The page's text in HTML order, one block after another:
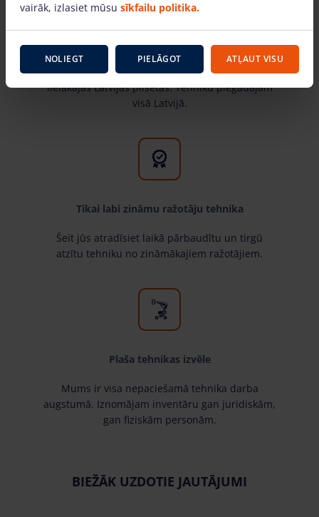
Tehnika darbam augstumā – pieejama visā
Latvijā
ĀTRĀ TORŅU SERVISA filiāles ir atrodamas
lielākajās Latvijas pilsētās. Tehniku piegādājam
visā Latvijā.
Tikai labi zināmu ražotāju tehnika
Šeit jūs atradīsiet laikā pārbaudītu un tirgū
atzītu tehniku no zināmākajiem ražotājiem.
Plaša tehnikas izvēle
Mums ir visa nepaciešamā tehnika darba
augstumā. Iznomājam inventāru gan juridiskām,
gan fiziskām personām.
BIEŽĀK UZDOTIE JAUTĀJUMI
vairāk, izlasiet mūsu sīkfailu politika.
NOLIEGT PIELĀGOT ATĻAUT VISU